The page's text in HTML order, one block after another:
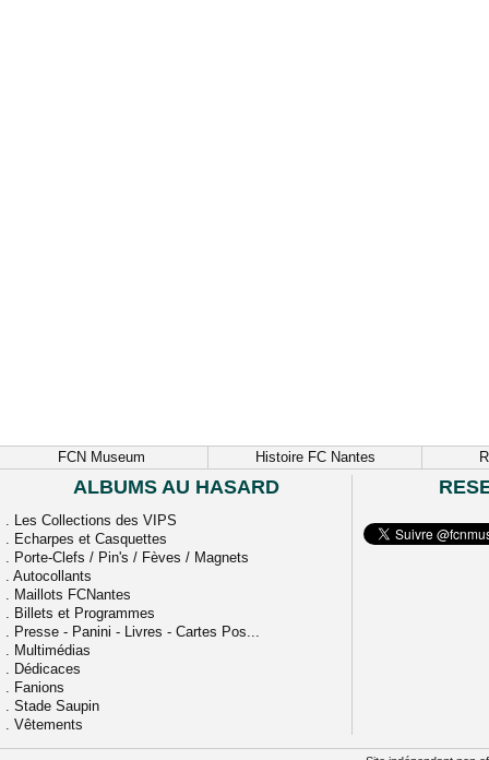
FCN Museum Histoire FC Nantes
ALBUMS AU HASARD
. Les Collections des VIPS
. Echarpes et Casquettes
. Porte-Clefs / Pin's / Fèves / Magnets
. Autocollants
. Maillots FCNantes
. Billets et Programmes
. Presse - Panini - Livres - Cartes Pos...
. Multimédias
. Dédicaces
. Fanions
. Stade Saupin
. Vêtements